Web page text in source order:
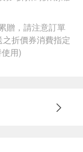
贈，請注意訂單
折價券消費指定
用)